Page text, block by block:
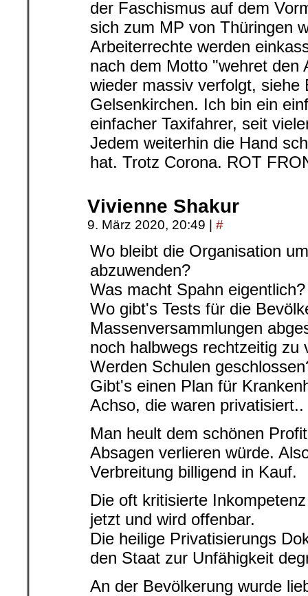
der Faschismus auf dem
sich zum MP von Thüringen
Arbeiterrechte werden
nach dem Motto "wehret den
wieder massiv verfolgt, siehe
Gelsenkirchen. Ich bin ein
einfacher Taxifahrer, seit
Jedem weiterhin die Hand
hat. Trotz Corona. ROT
Vivienne Shakur
9. März 2020, 20:49 #
Wo bleibt die Organisation
abzuwenden?
Was macht Spahn eigentlich?
Wo gibt's Tests für die
Massenversammlungen
noch halbwegs rechtzeitig zu
Werden Schulen
Gibt's einen Plan für
Achso, die waren privatisiert..
Man heult dem schönen
Absagen verlieren würde.
Verbreitung billigend in Kauf.
Die oft kritisierte
jetzt und wird offenbar.
Die heilige Privatisierungs
den Staat zur Unfähigkeit
An der Bevölkerung wurde